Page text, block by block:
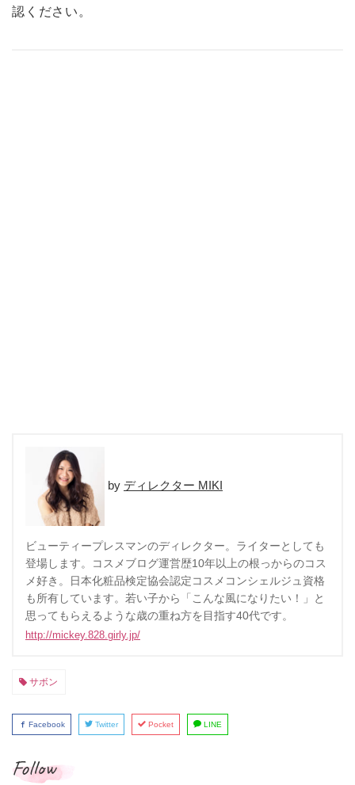
認ください。
ディレクター MIKI
ビューティープレスマンのディレクター。ライターとしても
登場します。コスメブログ運営歴10年以上の根っからのコス
メ好き。日本化粧品検定協会認定コスメコンシェルジュ資格
も所有しています。若い子から「こんな風になりたい！」と
思ってもらえるような歳の重ね方を目指す40代です。
http://mickey.828.girly.jp/
サボン
Facebook Twitter Pocket LINE
Follow